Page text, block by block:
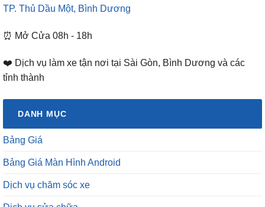
TP. Thủ Dầu Một, Bình Dương
⏰ Mở Cửa 08h - 18h
❤️ Dịch vụ làm xe tận nơi tại Sài Gòn, Bình Dương và các
tỉnh thành
DANH MỤC
Bảng Giá
Bảng Giá Màn Hình Android
Dịch vụ chăm sóc xe